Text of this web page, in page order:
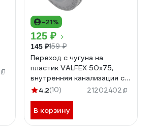
-21%
125 ₽
145 ₽159 ₽
Переход с чугуна на
пластик VALFEX 50x75,
внутренняя канализация с
манжетой 23050075М
4.2(10) 21202402
В корзину